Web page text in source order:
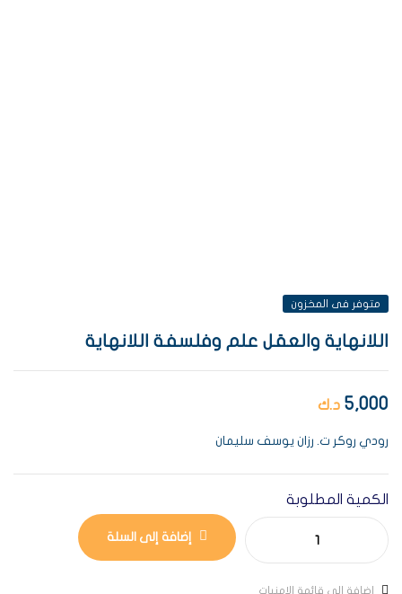
متوفر فى المخزون
اللانهاية والعقل علم وفلسفة اللانهاية
5,000 د.ك
رودي روكر ت. رزان يوسف سليمان
الكمية المطلوبة
إضافة إلى السلة
إضافة الى قائمة الامنيات